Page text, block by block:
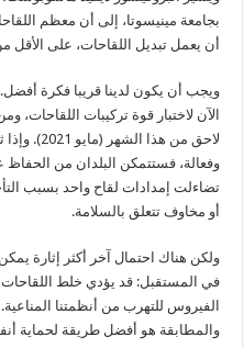
بجامعة مينيسوتا، إلى أن معظم
أن يعمل تبديل اللقاحات، على الأقل
ويجب أن يكون لدينا قريبا فكرة
الآن لاختبار قوة تركيبات اللقاحات،
لاحق من
وفعالة، فستتمكن البلدان من الحفاظ
تضاءلت إمدادات لقاح واحد بسبب
أو مخاوف تتعلق بالسلامة.
ولكن هناك احتمال آخر أكثر إثارة
في المستقبل: قد يؤدي خلط اللقاحات
الفيروس للتهرب من أنظمتنا
والمطابقة هو أفضل طريقة لحماية